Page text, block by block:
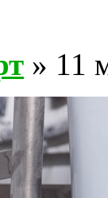
» 11